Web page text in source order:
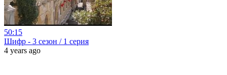
50:15
Шифр - 3 сезон / 1 серия
4 years ago